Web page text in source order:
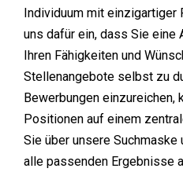
Individuum mit
uns dafür ein, dass Sie eine
Ihren Fähigkeiten und
Stellenangebote selbst zu
Bewerbungen einzureichen,
Positionen auf einem
Sie über unsere
alle passenden Ergebnisse